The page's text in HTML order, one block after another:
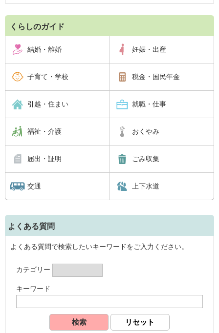
くらしのガイド
結婚・離婚 妊娠・出産
子育て・学校 税金・国民年金
引越・住まい 就職・仕事
福祉・介護 おくやみ
届出・証明 ごみ収集
交通 上下水道
よくある質問
よくある質問で検索したいキーワードをご入力ください。
カテゴリー
キーワード